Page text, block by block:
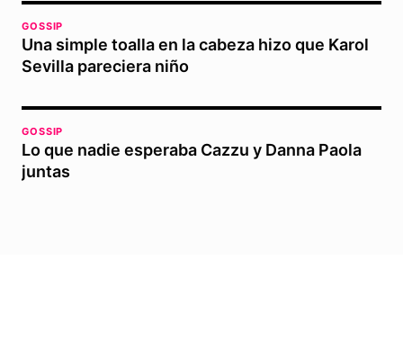
GOSSIP
Una simple toalla en la cabeza hizo que Karol
Sevilla pareciera niño
GOSSIP
Lo que nadie esperaba Cazzu y Danna Paola
juntas